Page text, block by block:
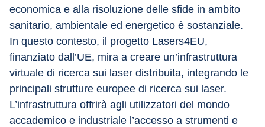
economica e alla risoluzione delle sfide in ambito
sanitario, ambientale ed energetico è sostanziale.
In questo contesto, il progetto Lasers4EU,
finanziato dall’UE, mira a creare un’infrastruttura
virtuale di ricerca sui laser distribuita, integrando le
principali strutture europee di ricerca sui laser.
L’infrastruttura offrirà agli utilizzatori del mondo
accademico e industriale l’accesso a strumenti e